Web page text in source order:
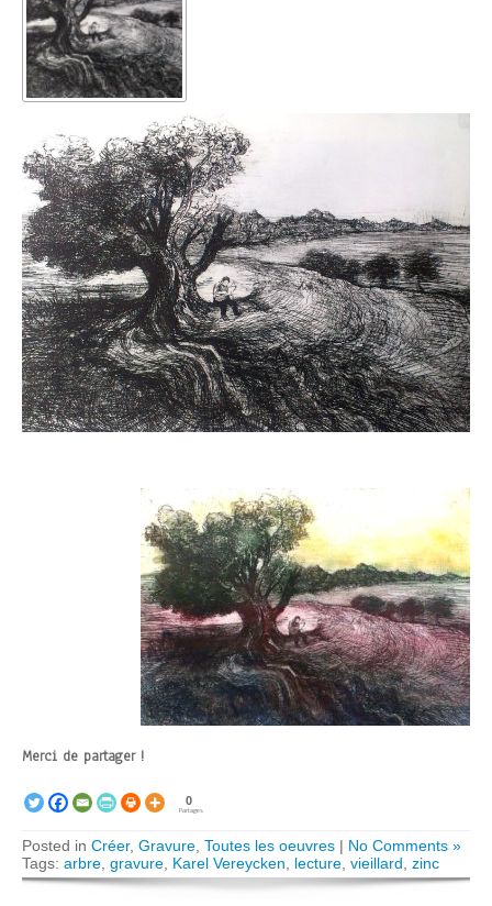
Merci de partager !
0
Partages
Posted in Créer, Gravure, Toutes les oeuvres | No Comments »
Tags: arbre, gravure, Karel Vereycken, lecture, vieillard, zinc